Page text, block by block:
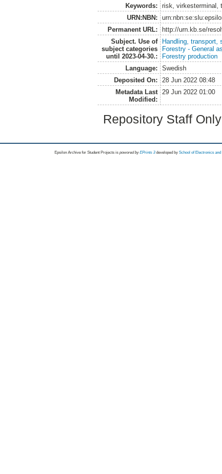
Keywords:
risk, virkesterminal,
URN:NBN:
Permanent URL:
http://urn.kb.se/
Subject. Use of
subject categories
until 2023-04-30.:
Handling, transport,
Forestry - General
Forestry production
Language:
Swedish
Deposited On:
28 Jun 2022 08:48
Metadata Last
Modified:
29 Jun 2022 01:00
Repository Staff
Epsilon Archive for Student Projects is powored byEPrints 3 developed by School of Electronics